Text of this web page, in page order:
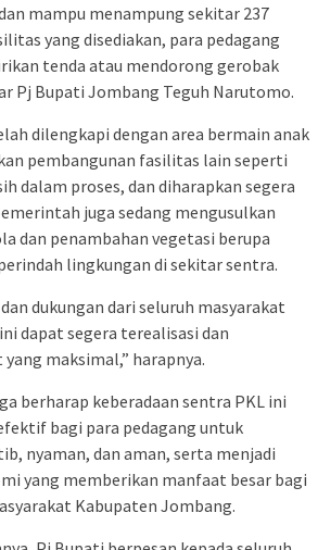
mampu menampung sekitar 237
yang disediakan, para pedagang
tenda atau mendorong gerobak
Pj Bupati Jombang Teguh Narutomo.
dilengkapi dengan area bermain anak
pembangunan fasilitas lain seperti
dalam proses, dan diharapkan segera
juga sedang mengusulkan
dan penambahan vegetasi berupa
lingkungan di sekitar sentra.
dukungan dari seluruh masyarakat
dapat segera terealisasi dan
maksimal,” harapnya.
berharap keberadaan sentra PKL ini
bagi para pedagang untuk
nyaman, dan aman, serta menjadi
yang memberikan manfaat besar bagi
Kabupaten Jombang.